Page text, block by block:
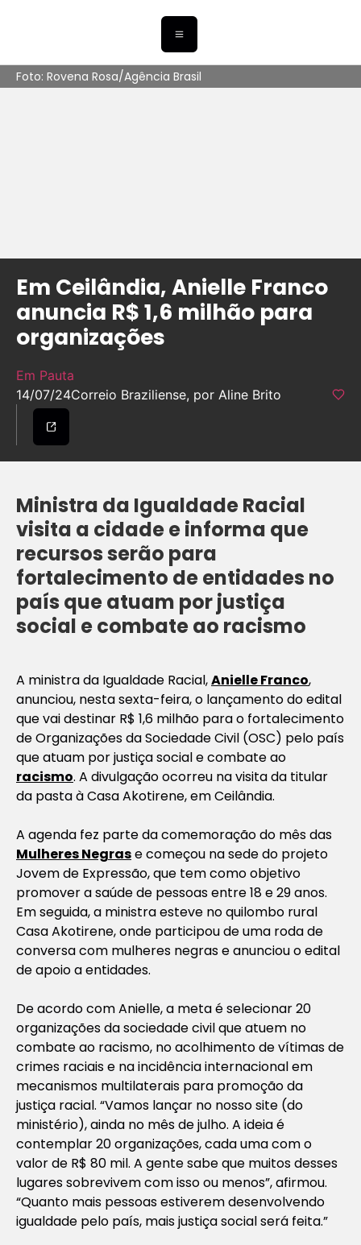
Foto: Rovena Rosa/Agência Brasil
Em Ceilândia, Anielle Franco
anuncia R$ 1,6 milhão para
organizações
Em Pauta
14/07/24Correio Braziliense, por Aline Brito
Ministra da Igualdade Racial
visita a cidade e informa que
recursos serão para
fortalecimento de entidades no
país que atuam por justiça
social e combate ao racismo
A ministra da Igualdade Racial,Anielle Franco,
anunciou, nesta sexta-feira, o lançamento do edital
que vai destinar R$ 1,6 milhão para o fortalecimento
de Organizações da Sociedade Civil (OSC) pelo país
que atuam por justiça social e combate ao
racismo. A divulgação ocorreu na visita da titular
da pasta à Casa Akotirene, em Ceilândia.
A agenda fez parte da comemoração do mês das
Mulheres Negrase começou na sede do projeto
Jovem de Expressão, que tem como objetivo
promover a saúde de pessoas entre 18 e 29 anos.
Em seguida, a ministra esteve no quilombo rural
Casa Akotirene, onde participou de uma roda de
conversa com mulheres negras e anunciou o edital
de apoio a entidades.
De acordo com Anielle, a meta é selecionar 20
organizações da sociedade civil que atuem no
combate ao racismo, no acolhimento de vítimas de
crimes raciais e na incidência internacional em
mecanismos multilaterais para promoção da
justiça racial. “Vamos lançar no nosso site (do
ministério), ainda no mês de julho. A ideia é
contemplar 20 organizações, cada uma com o
valor de R$ 80 mil. A gente sabe que muitos desses
lugares sobrevivem com isso ou menos”, afirmou.
“Quanto mais pessoas estiverem desenvolvendo
igualdade pelo país, mais justiça social será feita.”